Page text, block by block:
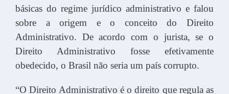
básicas do regime jurídico administrativo e falou
sobre a origem e o conceito do Direito
Administrativo. De acordo com o jurista, se o
Direito Administrativo fosse efetivamente
obedecido, o Brasil não seria um país corrupto.
“O Direito Administrativo é o direito que regula as